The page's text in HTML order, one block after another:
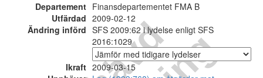
Departement Finansdepartementet FMA B
Utfärdad 2009-02-12
Ändring införd SFS 2009:62 i lydelse enligt SFS
2016:1029
Ikraft 2009-03-15